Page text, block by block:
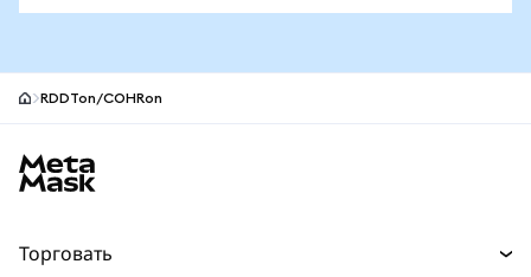
RDDTon/COHRon
Торговать